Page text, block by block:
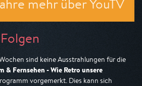
mehr über YouTV
sind keine Ausstrahlungen für die
& Fernsehen - Wie Retro unsere
vorgemerkt. Dies kann sich